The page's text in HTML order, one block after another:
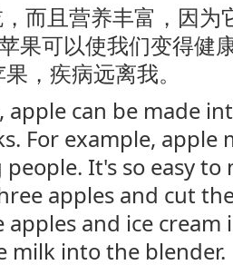
而且营养丰富，因为
果可以使我们变得健
，疾病远离我。
apple can be made
For example, apple
It's so easy to
apples and cut
apples and ice cream
milk into the